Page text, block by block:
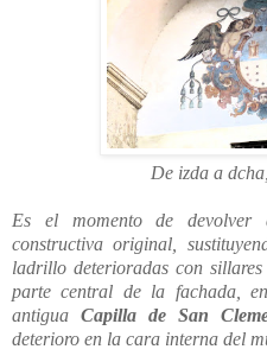
De izda a
Es el momento de
constructiva original,
ladrillo deterioradas con
parte central de la fachada,
antiguaCapilla de San
deterioro en la cara interna del